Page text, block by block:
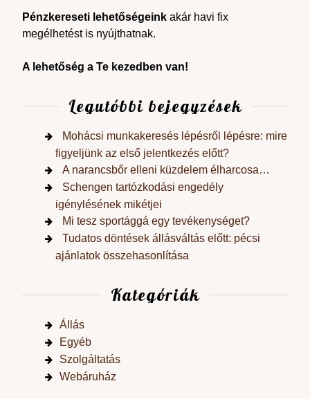
Pénzkereseti lehetőségeink akár havi fix
megélhetést is nyújthatnak.
A lehetőség a Te kezedben van!
Legutóbbi bejegyzések
Mohácsi munkakeresés lépésről lépésre: mire
figyeljünk az első jelentkezés előtt?
A narancsbőr elleni küzdelem élharcosa…
Schengen tartózkodási engedély
igénylésének mikétjei
Mi tesz sportággá egy tevékenységet?
Tudatos döntések állásváltás előtt: pécsi
ajánlatok összehasonlítása
Kategóriák
Állás
Egyéb
Szolgáltatás
Webáruház